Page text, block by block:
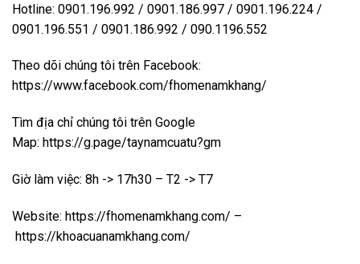
Hotline: 0901.196.992 / 0901.186.997 / 0901.196.224 /
0901.196.551 / 0901.186.992 / 090.1196.552
Theo dõi chúng tôi trên Facebook:
https://www.facebook.com/fhomenamkhang/
Tìm địa chỉ chúng tôi trên Google
Map: https://g.page/taynamcuatu?gm
Giờ làm việc: 8h -> 17h30 – T2 -> T7
Website: https://fhomenamkhang.com/ –
https://khoacuanamkhang.com/